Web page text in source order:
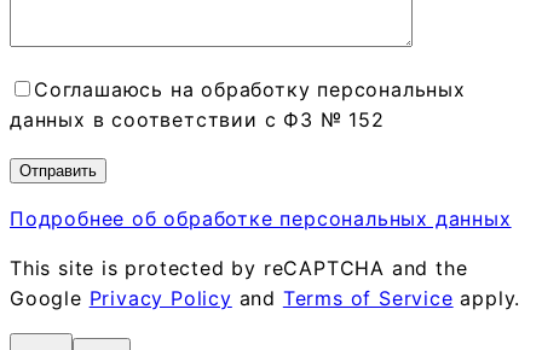
Соглашаюсь на обработку персональных
данных в соответствии с ФЗ № 152
Подробнее об обработке персональных данных
This site is protected by reCAPTCHA and the
Google Privacy Policy and Terms of Service apply.